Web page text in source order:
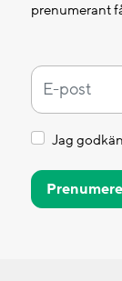
prenumerant
Jag